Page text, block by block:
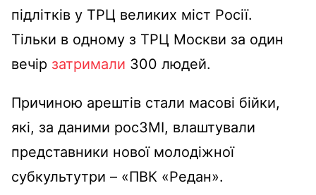
підлітків у ТРЦ великих міст Росії.
Тільки в одному з ТРЦ Москви за один
вечір затримали 300 людей.
Причиною арештів стали масові бійки,
які, за даними росЗМІ, влаштували
представники нової молодіжної
субкультутри – «ПВК «Редан».